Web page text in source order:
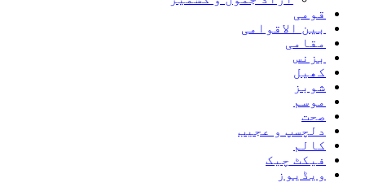
قومی
بین الاقوامی
مقامی
بزنس
کھیل
شوبز
موسم
صحت
دلچسپ و عجیب
کالم
فیکٹ چیک
ویڈیوز